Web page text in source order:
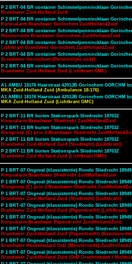
P 2 BRT-04 BR container Schimmelpennincklaan
Brandweer Zuid-Holland Zuid
P 2 BRT-04 BR container Schimmelpennincklaan
Korpsalarm Brandweer Gorinchem ZuidHollandZuid
P 2 BRT-04 BR container Schimmelpennincklaan
Monitorcode Brandweer Gorinchem ZuidHollandZuid
P 2 BRT-04 BR container Schimmelpennincklaan
Lichtkrant Brandweer Gorinchem ZuidHollandZuid
P 2 BRT-04 BR container Schimmelpennincklaan
Brandweer Gorinchem (Persoonlijke code)
P 2 BRT-04 BR container Schimmelpennincklaan
Brandweer Zuid Holland Zuid (Lichtkrant GMC)
A1 AMBU 18176 Haarstraat 4201JB Gorinchem GORCHM
MKA Zuid-Holland Zuid (Ambulance 18-176)
A1 AMBU 18176 Haarstraat 4201JB Gorinchem GORCHM
MKA Zuid-Holland Zuid (Lichtkrant GMC)
P 2 BRT-11 BR buiten Stationspark Sliedrecht 187032
Korpsalarm Brandweer Sliedrecht ZuidHollandZuid
P 2 BRT-11 BR buiten Stationspark Sliedrecht 187032
Blusgroep (C) prio 2 Brandweer Sliedrecht
P 2 BRT-11 BR buiten Stationspark Sliedrecht 187032
Brandweer Zuid-Holland Zuid (Sliedrecht) (Lichtkrant)
P 2 BRT-11 BR buiten Stationspark Sliedrecht 187032
Brandweer Zuid Holland Zuid (Lichtkrant GMC)
P 1 BRT-07 Ongeval (tilassistentie) Rondo Sliedrecht
Korpsalarm Brandweer Sliedrecht ZuidHollandZuid
P 1 BRT-07 Ongeval (tilassistentie) Rondo Sliedrecht
Blusgroep (C) prio 2 Brandweer Sliedrecht
P 1 BRT-07 Ongeval (tilassistentie) Rondo Sliedrecht
Brandweer Zuid-Holland Zuid (Sliedrecht) (Lichtkrant)
P 1 BRT-07 Ongeval (tilassistentie) Rondo Sliedrecht
Brandweer Zuid-Holland Zuid (Papendrecht) (Lichtkrant)
P 1 BRT-07 Ongeval (tilassistentie) Rondo Sliedrecht
Korpsalarm Brandweer Papendrecht ZuidHollandZuid
P 1 BRT-07 Ongeval (tilassistentie) Rondo Sliedrecht
Brandweer Zuid-Holland Zuid (Papendrecht)
P 1 BRT-07 Ongeval (tilassistentie) Rondo Sliedrecht
Brandweer Hoeksewaard OvD (Monitorcode)
P 1 BRT-07 Ongeval (tilassistentie) Rondo Sliedrecht
Brandweer Zuid-Holland Zuid (OvD Drechtsteden /